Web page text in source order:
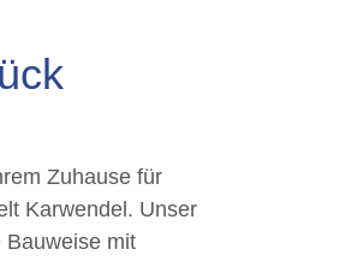
Zuhause für
Karwendel. Unser
Bauweise mit